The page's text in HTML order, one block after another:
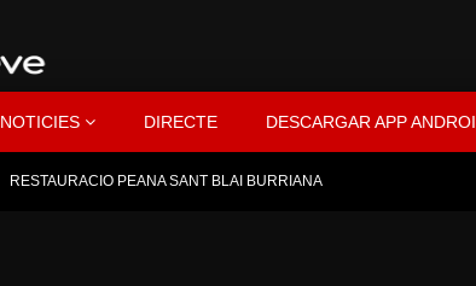
NOTICIES DIRECTE DESCARGAR APP
RESTAURACIO PEANA SANT BLAI BURRIANA